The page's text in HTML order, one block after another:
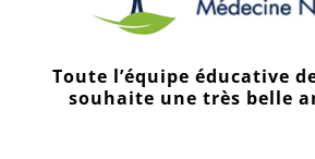
Plaquette
d’informations
Dossier
d’inscription
Toute l’équipe éducative
souhaite une très belle